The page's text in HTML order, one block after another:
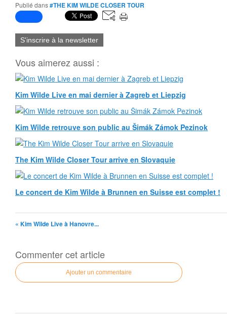
Publié dans#THE KIM WILDE CLOSER TOUR
S'inscrire à la newsletter
Vous aimerez aussi :
Kim Wilde Live en mai dernier à Zagreb et Liepzig
Kim Wilde retrouve son public au Šimák Zámok Pezinok
The Kim Wilde Closer Tour arrive en Slovaquie
Le concert de Kim Wilde à Brunnen en Suisse est complet !
« Kim Wilde Live à Hanovre...
Commenter cet article
Ajouter un commentaire